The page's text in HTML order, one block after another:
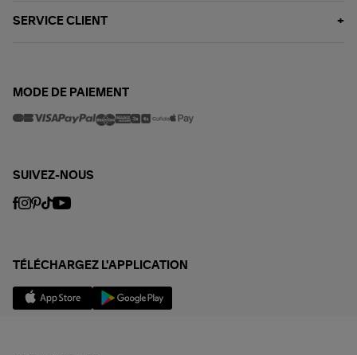
SERVICE CLIENT
MODE DE PAIEMENT
SUIVEZ-NOUS
TÉLÉCHARGEZ L'APPLICATION